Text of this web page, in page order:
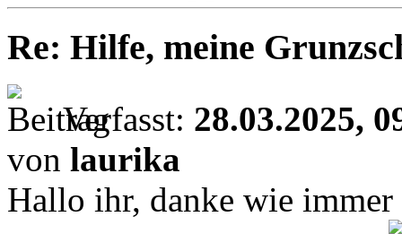
Re: Hilfe, meine
Verfasst: 28.03.2025,
von laurika
Hallo ihr, danke wie